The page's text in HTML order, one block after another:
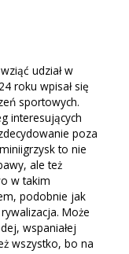
udział w
roku wpisał się
sportowych.
interesujących
poza
to nie
ale też
w takim
podobnie jak
Może
wspaniałej
wszystko, bo na